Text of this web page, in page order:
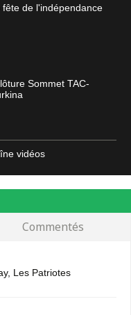
de l'indépendance
Sommet TAC-
vidéos
Commentés
Les Patriotes